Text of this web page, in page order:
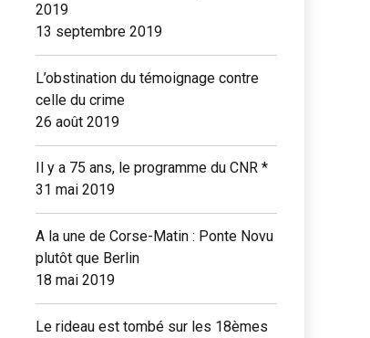
2019
13 septembre 2019
L’obstination du témoignage contre
celle du crime
26 août 2019
Il y a 75 ans, le programme du CNR *
31 mai 2019
A la une de Corse-Matin : Ponte Novu
plutôt que Berlin
18 mai 2019
Le rideau est tombé sur les 18èmes